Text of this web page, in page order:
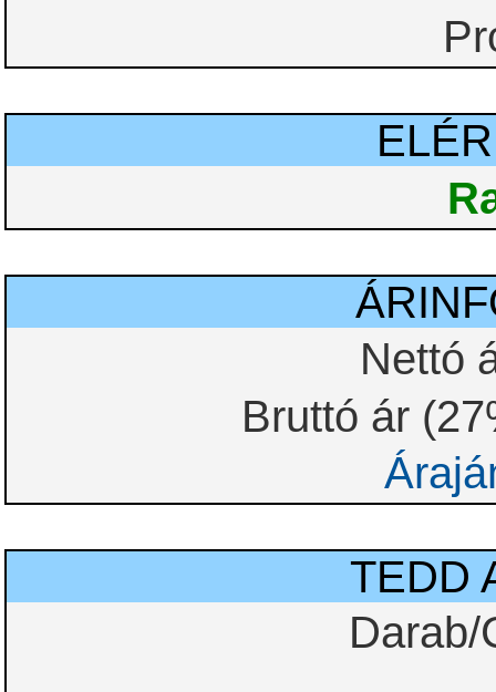
Nettó
Bruttó ár
TEDD
Darab/